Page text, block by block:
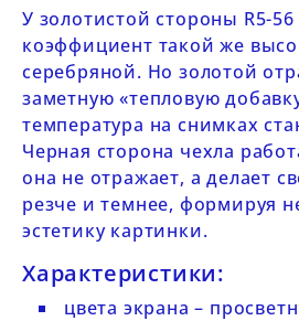
У золотистой стороны R5-56
коэффициент такой же
серебряной. Но золотой
заметную «тепловую
температура на снимках
Черная сторона чехла
она не отражает, а делает
резче и темнее, формируя
эстетику картинки.
Характеристики:
цвета экрана –